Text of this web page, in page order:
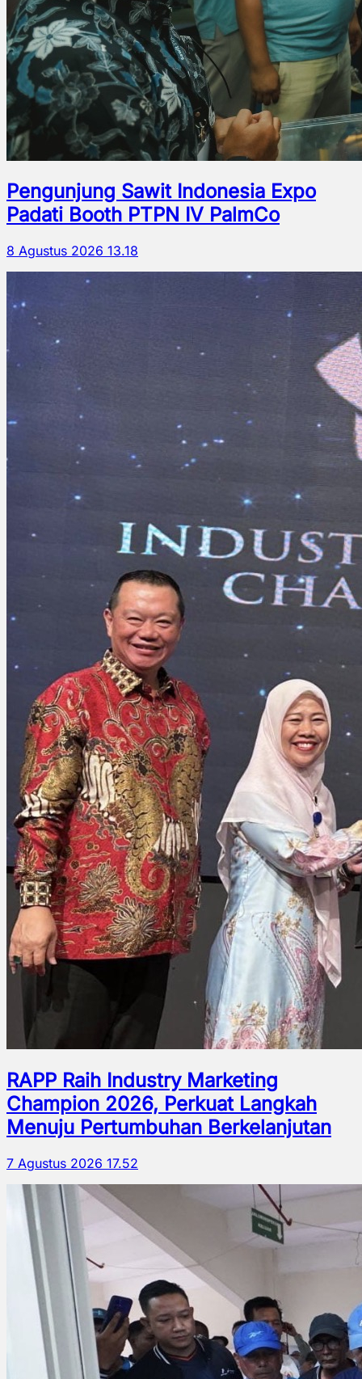
Pengunjung Sawit Indonesia Expo
Padati Booth PTPN IV PalmCo
8 Agustus 2026 13.18
RAPP Raih Industry Marketing
Champion 2026, Perkuat Langkah
Menuju Pertumbuhan Berkelanjutan
7 Agustus 2026 17.52